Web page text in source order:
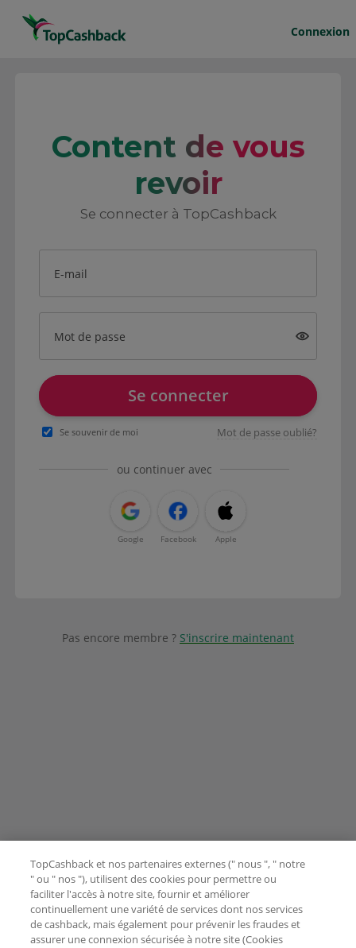
Connexion
Content de vous
revoir
Se connecter à TopCashback
E-mail
Mot de passe
Se connecter
Se souvenir de moi Mot de passe oublié?
ou continuer avec
Google Facebook Apple
Pas encore membre ? S'inscrire maintenant
TopCashback et nos partenaires externes (" nous ", " notre
" ou " nos "), utilisent des cookies pour permettre ou
faciliter l'accès à notre site, fournir et améliorer
continuellement une variété de services dont nos services
de cashback, mais également pour prévenir les fraudes et
assurer une connexion sécurisée à notre site (Cookies